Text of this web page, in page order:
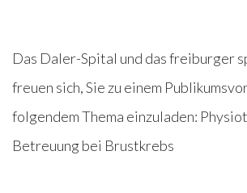
Das Daler-Spital und das freiburger
freuen sich, Sie zu einem
folgendem Thema einzuladen:
Betreuung bei Brustkrebs